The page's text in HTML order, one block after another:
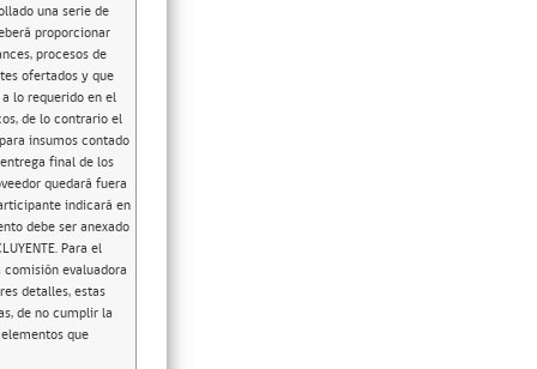
una serie de
proporcionar
procesos de
ofertados y que
a lo requerido en el
de lo contrario el
insumos contado
final de los
quedará fuera
indicará en
debe ser anexado
Para el
evaluadora
detalles, estas
de no cumplir la
que